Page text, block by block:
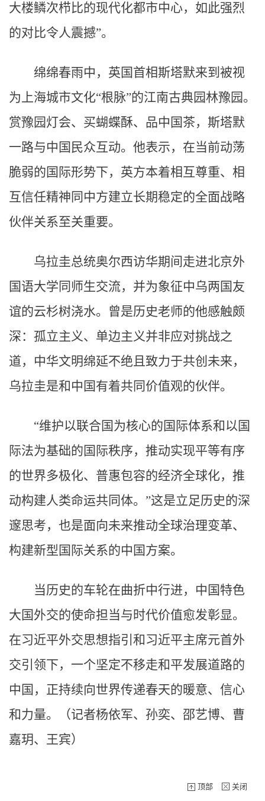
大楼鳞次栉比的现代化都市中心，如此强烈
的对比令人震撼”。
绵绵春雨中，英国首相斯塔默来到被视
为上海城市文化“根脉”的江南古典园林豫园。
赏豫园灯会、买蝴蝶酥、品中国茶，斯塔默
一路与中国民众互动。他表示，在当前动荡
脆弱的国际形势下，英方本着相互尊重、相
互信任精神同中方建立长期稳定的全面战略
伙伴关系至关重要。
乌拉圭总统奥尔西访华期间走进北京外
国语大学同师生交流，并为象征中乌两国友
谊的云杉树浇水。曾是历史老师的他感触颇
深：孤立主义、单边主义并非应对挑战之
道，中华文明绵延不绝且致力于共创未来，
乌拉圭是和中国有着共同价值观的伙伴。
“维护以联合国为核心的国际体系和以国
际法为基础的国际秩序，推动实现平等有序
的世界多极化、普惠包容的经济全球化，推
动构建人类命运共同体。”这是立足历史的深
邃思考，也是面向未来推动全球治理变革、
构建新型国际关系的中国方案。
当历史的车轮在曲折中行进，中国特色
大国外交的使命担当与时代价值愈发彰显。
在习近平外交思想指引和习近平主席元首外
交引领下，一个坚定不移走和平发展道路的
中国，正持续向世界传递春天的暖意、信心
和力量。（记者杨依军、孙奕、邵艺博、曹
嘉玥、王宾）
顶部 关闭